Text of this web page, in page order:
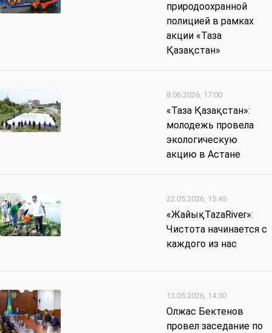
природоохранной
полицией в рамках
акции «Таза
Қазақстан»
8.06.2026, 17:00
«Таза Қазақстан»:
молодежь провела
экологическую
акцию в Астане
22.05.2026, 15:45
«ЖайықTazaRiver»:
Чистота начинается с
каждого из нас
13.05.2026, 14:30
Олжас Бектенов
провел заседание по